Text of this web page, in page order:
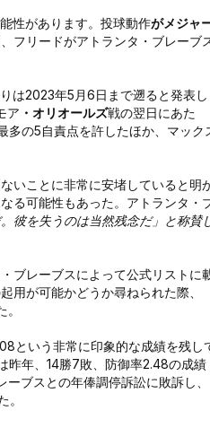
性があります。投球動作がメジャ
フリードがアトランタ・ブレーブ
りは2023年5月6日まで遡ると発表し
ア ・オリオールズ戦の翌日にあた
多の5自責点を許したほか、マック
いことに非常に安堵していると明
る可能性もあった。アトランタ・
彼を失うのは当然残念だ」と称賛
ブレーブスによって公式リストに
用が可能かどうか尋ねられた際、
という非常に印象的な成績を残し
昨年、14勝7敗、防御率2.48の成績
ブスとの年俸調停訴訟に敗訴し、